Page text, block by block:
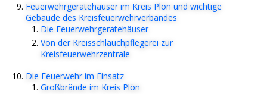
Feuerwehrgerätehäuser im Kreis Plön und wichtige
Gebäude des Kreisfeuerwehrverbandes
Die Feuerwehrgerätehäuser
Von der Kreisschlauchpflegerei zur
Kreisfeuerwehrzentrale
Die Feuerwehr im Einsatz
Großbrände im Kreis Plön